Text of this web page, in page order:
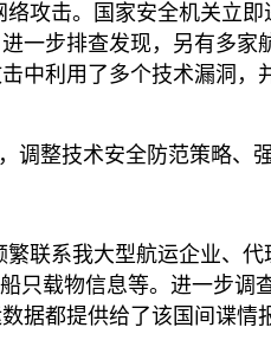
攻击。国家安全机关立
一步排查发现，另有多
中利用了多个技术漏洞
整技术安全防范策略、
联系我大型航运企业、
只载物信息等。进一步
据都提供给了该国间谍情